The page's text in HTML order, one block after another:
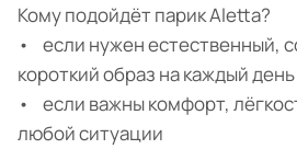
Кому подойдёт парик Aletta?
• если нужен естественный,
короткий образ на каждый день
• если важны комфорт,
любой ситуации